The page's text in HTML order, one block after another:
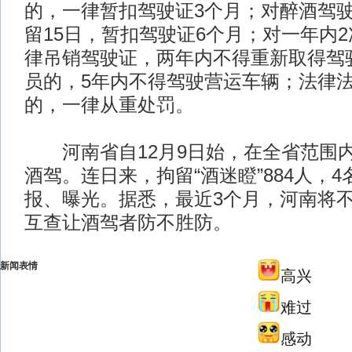
的，一律暂扣驾驶证3个月；对醉酒驾
留15日，暂扣驾驶证6个月；对一年内
律吊销驾驶证，两年内不得重新取得驾
员的，5年内不得驾驶营运车辆；法律
的，一律从重处罚。
河南省自12月9日始，在全省范围
酒驾。连日来，拘留“酒迷瞪”884人，4
报、曝光。据悉，最近3个月，河南将
互查让酒驾者防不胜防。
新闻表情
高兴
难过
感动